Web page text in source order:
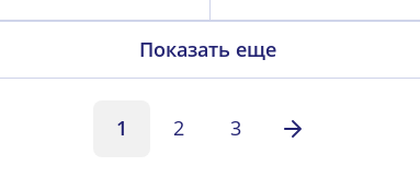
Показать еще
1 2 3